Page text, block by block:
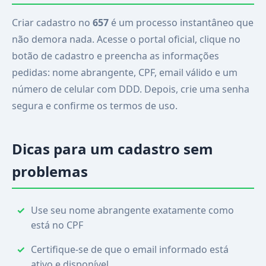
Criar cadastro no 657 é um processo instantâneo que
não demora nada. Acesse o portal oficial, clique no
botão de cadastro e preencha as informações
pedidas: nome abrangente, CPF, email válido e um
número de celular com DDD. Depois, crie uma senha
segura e confirme os termos de uso.
Dicas para um cadastro sem
problemas
Use seu nome abrangente exatamente como
está no CPF
Certifique-se de que o email informado está